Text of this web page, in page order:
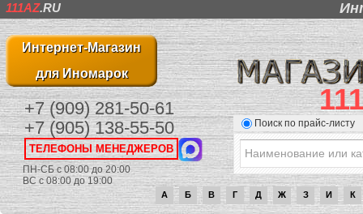
111AZ.RU
Интернет-Магазин
для Иномарок
+7 (909) 281-50-61
+7 (905) 138-55-50
ТЕЛЕФОНЫ МЕНЕДЖЕРОВ
ПН-СБ с 08:00 до 20:00
ВС с 08:00 до 19:00
Поиск по прайс-листу
А Б В Г Д Ж З И К